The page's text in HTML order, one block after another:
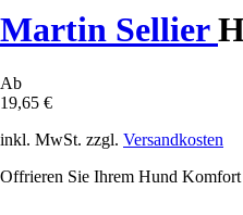
Martin Sellier
Ab
19,65 €
inkl. MwSt. zzgl. Versandkosten
Offrieren Sie Ihrem Hund